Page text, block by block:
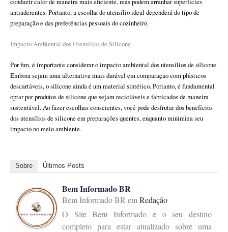
conduzir calor de maneira mais eficiente, mas podem arranhar superfícies
antiaderentes. Portanto, a escolha do utensílio ideal dependerá do tipo de
preparação e das preferências pessoais do cozinheiro.
Impacto Ambiental dos Utensílios de Silicone
Por fim, é importante considerar o impacto ambiental dos utensílios de silicone.
Embora sejam uma alternativa mais durável em comparação com plásticos
descartáveis, o silicone ainda é um material sintético. Portanto, é fundamental
optar por produtos de silicone que sejam recicláveis e fabricados de maneira
sustentável. Ao fazer escolhas conscientes, você pode desfrutar dos benefícios
dos utensílios de silicone em preparações quentes, enquanto minimiza seu
impacto no meio ambiente.
Sobre Últimos Posts
Bem Informado BR
Bem Informado BR emRedação
O Site Bem Informado é o seu destino
completo para estar atualizado sobre uma